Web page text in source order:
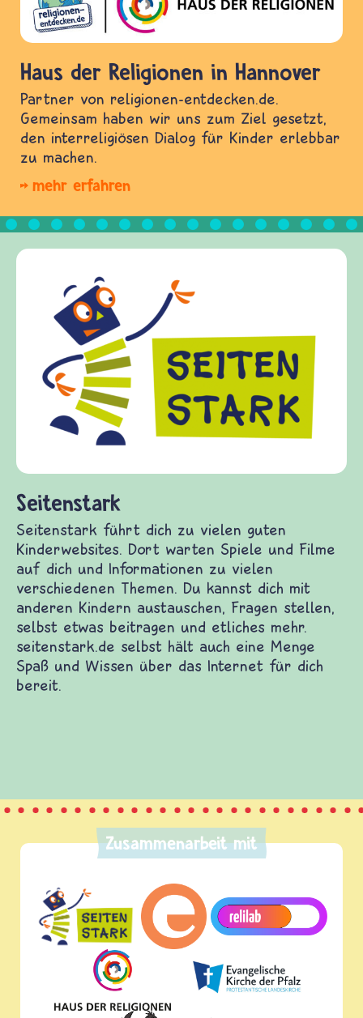
Haus der Religionen in Hannover
Partner von religionen-entdecken.de.
Gemeinsam haben wir uns zum Ziel gesetzt,
den interreligiösen Dialog für Kinder erlebbar
zu machen.
mehr erfahren
Dort warten Spiele und Filme auf
Themen. Du kannst dich mit anderen Kindern
und etliches mehr. seitenstark.de selbst
Frieden Fragen
frieden-fragen.de ist ein Internet-Angebot für
Kinder, Eltern und ErzieherInnen das zu
Fragen von Krieg und Frieden, Streit und
Gewalt informiert und einen Austausch zu
diesem Themenbereich ermöglicht. frieden-
fragen.de bietet Antworten auf wichtige
und Frieden, Streit und Gewalt.
Zusammenarbeit mit